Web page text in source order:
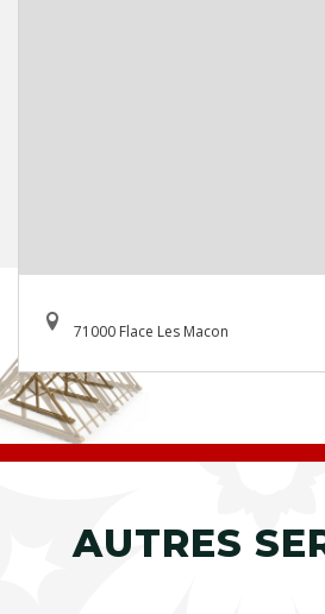
71000 Flace Les Macon
AUTRES